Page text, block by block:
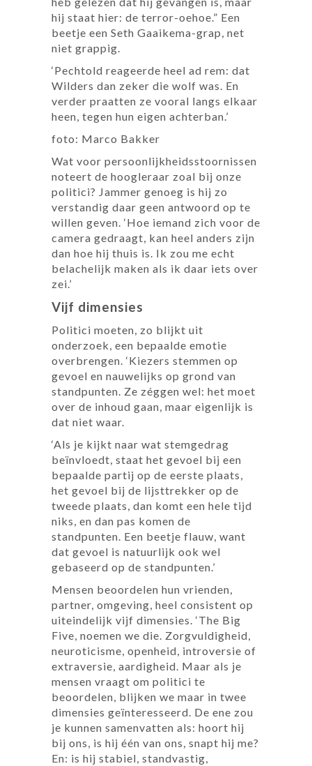
hij staat hier: de terror-oehoe.” Een
beetje een Seth Gaaikema-grap, net
niet grappig.
‘Pechtold reageerde heel ad rem: dat
Wilders dan zeker die wolf was. En
verder praatten ze vooral langs elkaar
heen, tegen hun eigen achterban.’
foto: Marco Bakker
Wat voor persoonlijkheidsstoornissen
noteert de hoogleraar zoal bij onze
politici? Jammer genoeg is hij zo
verstandig daar geen antwoord op te
willen geven. ‘Hoe iemand zich voor de
camera gedraagt, kan heel anders zijn
dan hoe hij thuis is. Ik zou me echt
belachelijk maken als ik daar iets over
zei.’
Vijf dimensies
Politici moeten, zo blijkt uit
onderzoek, een bepaalde emotie
overbrengen. ‘Kiezers stemmen op
gevoel en nauwelijks op grond van
standpunten. Ze zéggen wel: het moet
over de inhoud gaan, maar eigenlijk is
dat niet waar.
‘Als je kijkt naar wat stemgedrag
beïnvloedt, staat het gevoel bij een
bepaalde partij op de eerste plaats,
het gevoel bij de lijsttrekker op de
tweede plaats, dan komt een hele tijd
niks, en dan pas komen de
standpunten. Een beetje flauw, want
dat gevoel is natuurlijk ook wel
gebaseerd op de standpunten.’
Mensen beoordelen hun vrienden,
partner, omgeving, heel consistent op
uiteindelijk vijf dimensies. ‘The Big
Five, noemen we die. Zorgvuldigheid,
neuroticisme, openheid, introversie of
extraversie, aardigheid. Maar als je
mensen vraagt om politici te
beoordelen, blijken we maar in twee
dimensies geïnteresseerd. De ene zou
je kunnen samenvatten als: hoort hij
bij ons, is hij één van ons, snapt hij me?
En: is hij stabiel, standvastig,